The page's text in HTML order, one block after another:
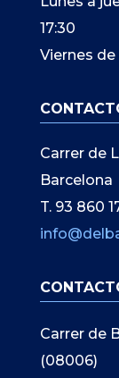
17:30
Viernes de
Carrer de
Barcelona
T. 93 860
Carrer de
(08006)